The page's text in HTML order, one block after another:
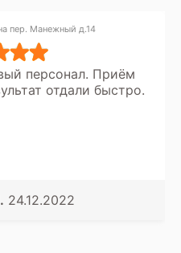
пер. Манежный д.14
персонал. Приём
отдали быстро.
24.12.2022